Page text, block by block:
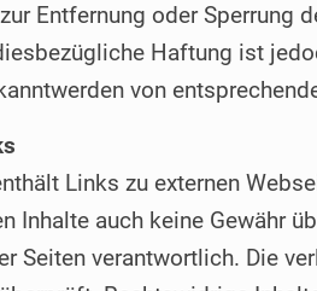
Entfernung oder Sperrung
Haftung ist
von
Links zu externen
Inhalte auch keine Gewähr
Seiten verantwortlich. Die